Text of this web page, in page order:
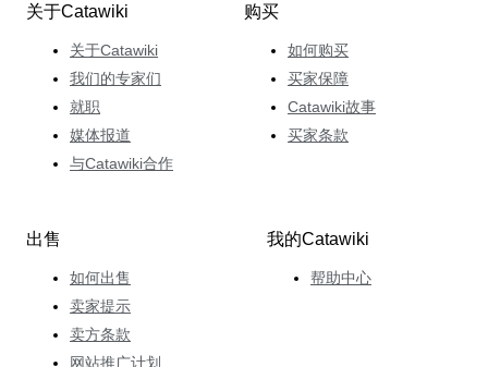
关于Catawiki
关于Catawiki
我们的专家们
就职
媒体报道
与Catawiki合作
购买
如何购买
买家保障
Catawiki故事
买家条款
出售
如何出售
卖家提示
卖方条款
网站推广计划
我的Catawiki
帮助中心